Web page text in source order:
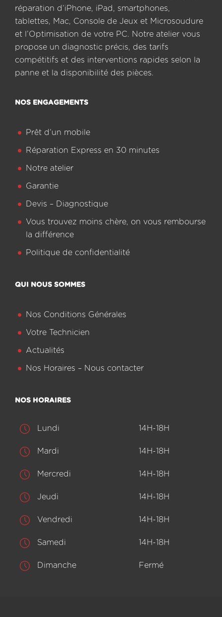
réparation d’iPhone, iPad, smartphones,
tablettes, Mac, Console de Jeux et Microsoudure
et l’Optimisation de votre PC. Notre atelier vous
propose un diagnostic précis, des tarifs
compétitifs et des interventions rapides selon la
panne et la disponibilité des pièces.
NOS ENGAGEMENTS
Prêt d’un mobile
Réparation Express en 30 minutes
Notre atelier
Garantie
Devis – Diagnostique
Vous trouvez moins chère, on vous rembourse
la différence
Politique de confidentialité
QUI NOUS SOMMES
Nos Conditions Générales
Votre Technicien
Actualités
Nos Horaires – Nous contacter
NOS HORAIRES
Lundi 14H-18H
Mardi 14H-18H
Mercredi 14H-18H
Jeudi 14H-18H
Vendredi 14H-18H
Samedi 14H-18H
Dimanche Fermé